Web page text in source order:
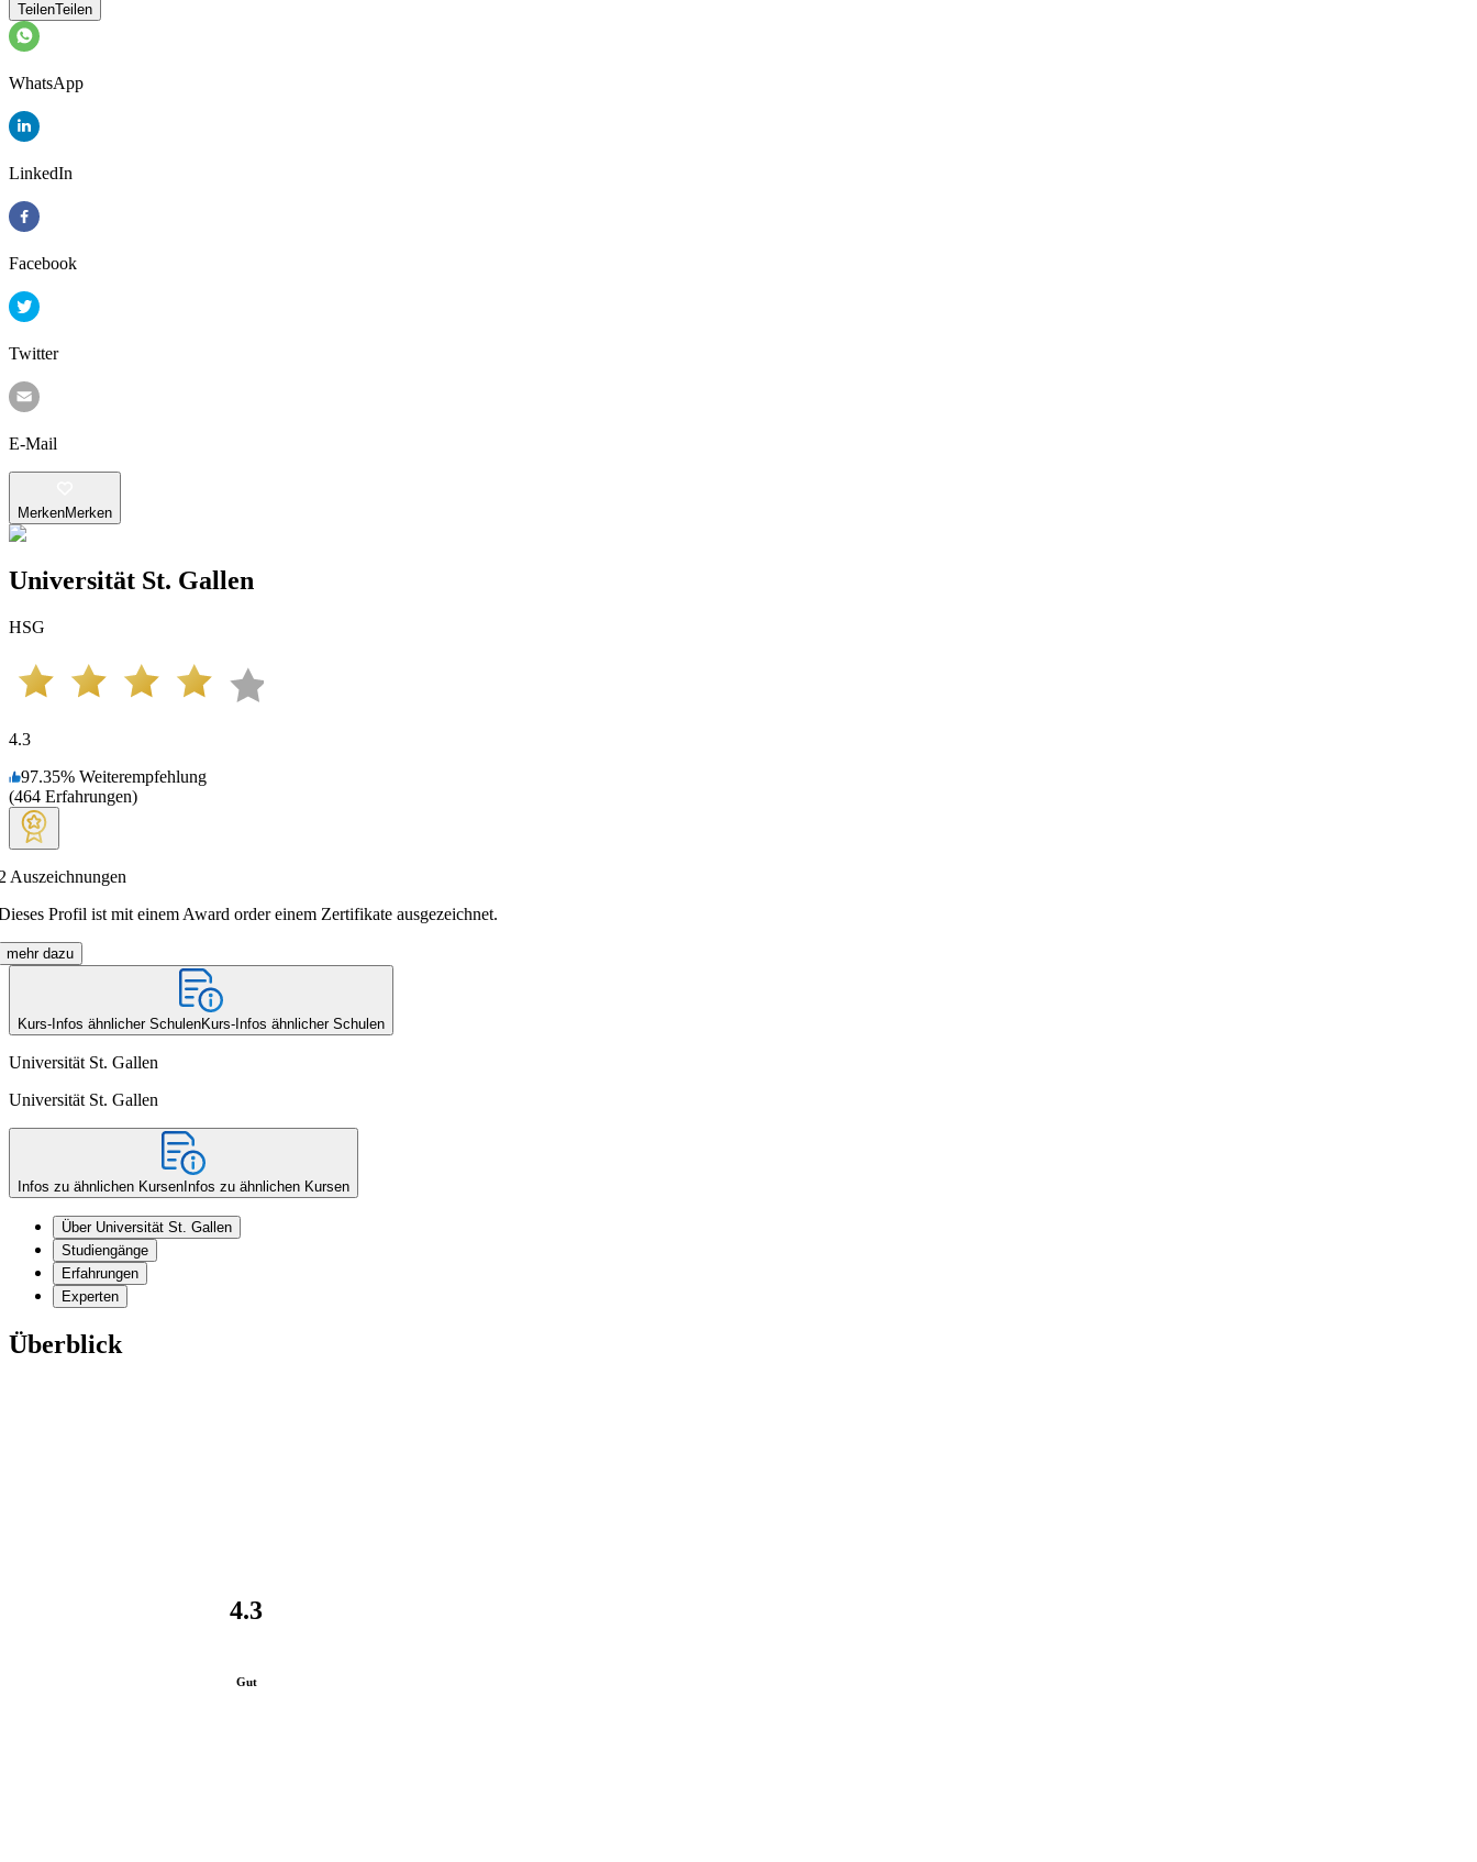
TeilenTeilen
WhatsApp
LinkedIn
Facebook
Twitter
E-Mail
MerkenMerken
Universität St. Gallen
HSG
4.3
97.35% Weiterempfehlung
(464 Erfahrungen)
Auszeichnungen
Profil ist mit einem Award order einem Zertifikate ausgezeichnet.
mehr dazu
Kurs-Infos ähnlicher SchulenKurs-Infos ähnlicher Schulen
Universität St. Gallen
Universität St. Gallen
Infos zu ähnlichen Kursen Infos zu ähnlichen Kursen
Über Universität St. Gallen
Studiengänge
Erfahrungen
Experten
Überblick
4.3
Gut